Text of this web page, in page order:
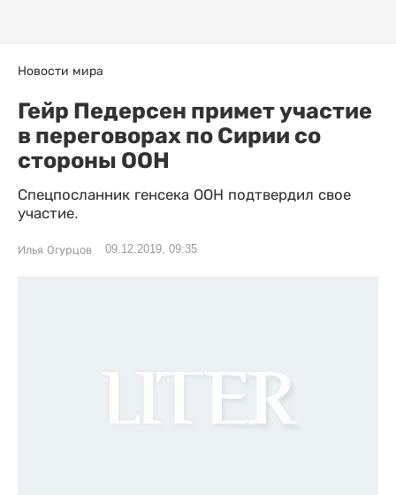
Новости мира
Гейр Педерсен примет участие
в переговорах по Сирии со
стороны ООН
Спецпосланник генсека ООН подтвердил свое
участие.
Илья Огурцов 09.12.2019, 09:35